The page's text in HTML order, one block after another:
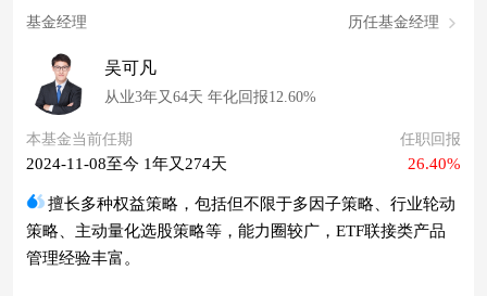
基金经理 历任基金经理
吴可凡
从业3年又64天 年化回报12.60%
本基金当前任期
2024-11-08至今 1年又274天
任职回报
26.40%
擅长多种权益策略，包括但不限于多因子策略、行业轮动
策略、主动量化选股策略等，能力圈较广，ETF联接类产品
管理经验丰富。